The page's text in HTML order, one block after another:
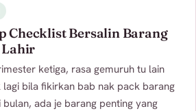
Checklist Bersalin Barang
Lahir
ketiga, rasa gemuruh tu lain
lagi bila fikirkan bab nak pack barang
ada je barang penting yang